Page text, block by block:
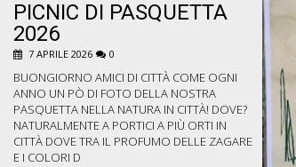
PICNIC DI PASQUETTA
2026
7 APRILE 2026 0
BUONGIORNO AMICI DI CITTÀ COME OGNI
ANNO UN PÒ DI FOTO DELLA NOSTRA
PASQUETTA NELLA NATURA IN CITTÀ! DOVE?
NATURALMENTE A PORTICI A PIÙ ORTI IN
CITTÀ DOVE TRA IL PROFUMO DELLE ZAGARE
E I COLORI D